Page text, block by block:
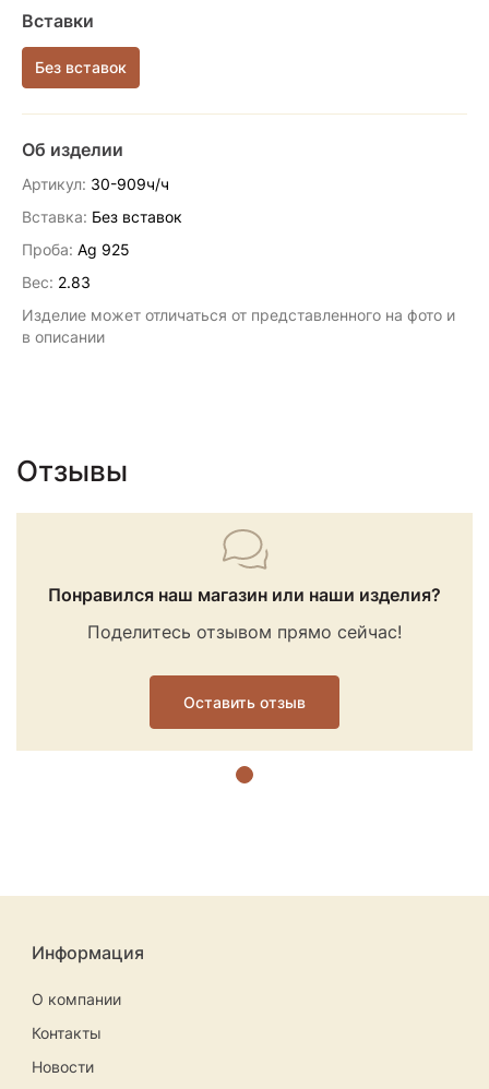
Вставки
Без вставок
Об изделии
Артикул: 30-909ч/ч
Вставка: Без вставок
Проба: Ag 925
Вес: 2.83
Изделие может отличаться от представленного на фото и
в описании
Отзывы
Понравился наш магазин или наши изделия?
Поделитесь отзывом прямо сейчас!
Оставить отзыв
Информация
О компании
Контакты
Новости